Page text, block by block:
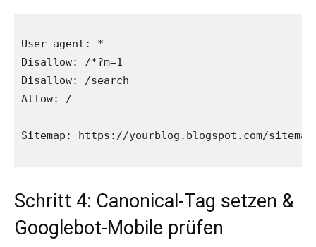
User-agent: *
Disallow: /*?m=1
Disallow: /search
Allow: /
Sitemap: https://yourblog.blogspot.com/
Schritt 4: Canonical-Tag setzen &
Googlebot-Mobile prüfen